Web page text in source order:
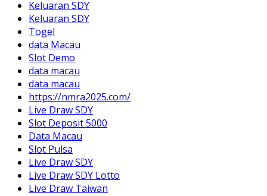
Keluaran SDY
Keluaran SDY
Togel
data Macau
Slot Demo
data macau
data macau
https://nmra2025.com/
Live Draw SDY
Slot Deposit 5000
Data Macau
Slot Pulsa
Live Draw SDY
Live Draw SDY Lotto
Live Draw Taiwan